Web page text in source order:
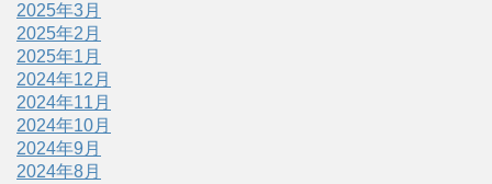
2025年3月
2025年2月
2025年1月
2024年12月
2024年11月
2024年10月
2024年9月
2024年8月